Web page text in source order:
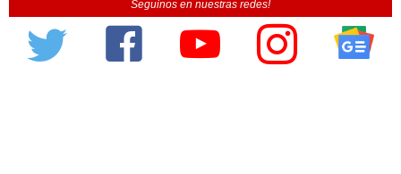
Seguinos en nuestras redes!